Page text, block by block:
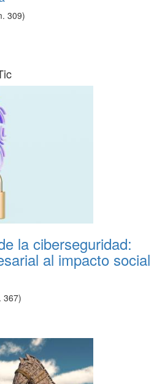
309)
la ciberseguridad:
al impacto social
367)